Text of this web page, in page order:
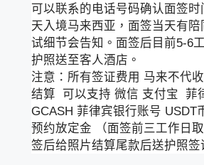
可以联系的电话号码确认面签时
天入境马来西亚，面签当天有
试细节会告知。面签后目前5-6
护照送至客人酒店。
注意：所有签证费用 马来不代收
结算 可以支持 微信 支付宝 菲
GCASH 菲律宾银行账号 USDT
预约放定金 （面签前三工作日
签后给照片结算尾款后送护照签